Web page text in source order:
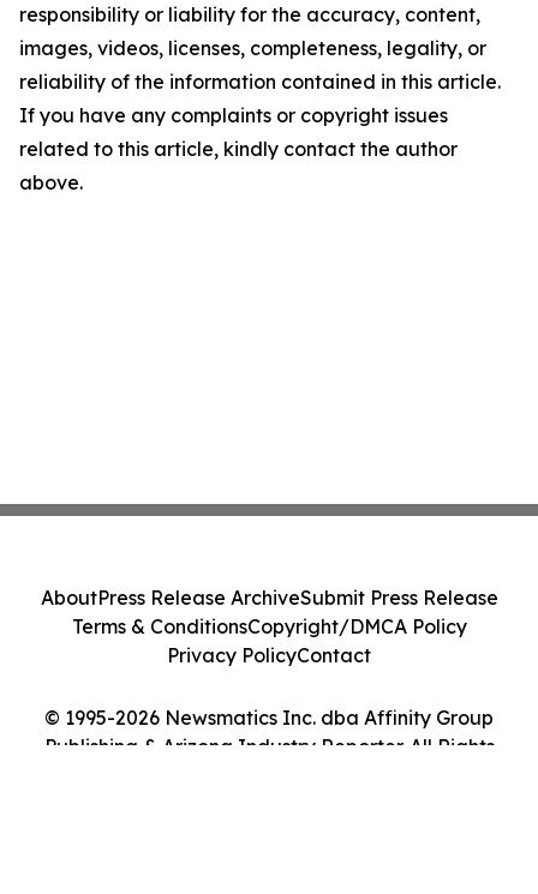
responsibility or liability for the accuracy, content,
images, videos, licenses, completeness, legality, or
reliability of the information contained in this article.
If you have any complaints or copyright issues
related to this article, kindly contact the author
above.
© 1995-2026 Newsmatics Inc. dba Affinity Group
Publishing & Arizona Industry Reporter. All Rights
AboutPress Release ArchiveSubmit Press Release
Terms & ConditionsCopyright/DMCA Policy
Privacy PolicyContact